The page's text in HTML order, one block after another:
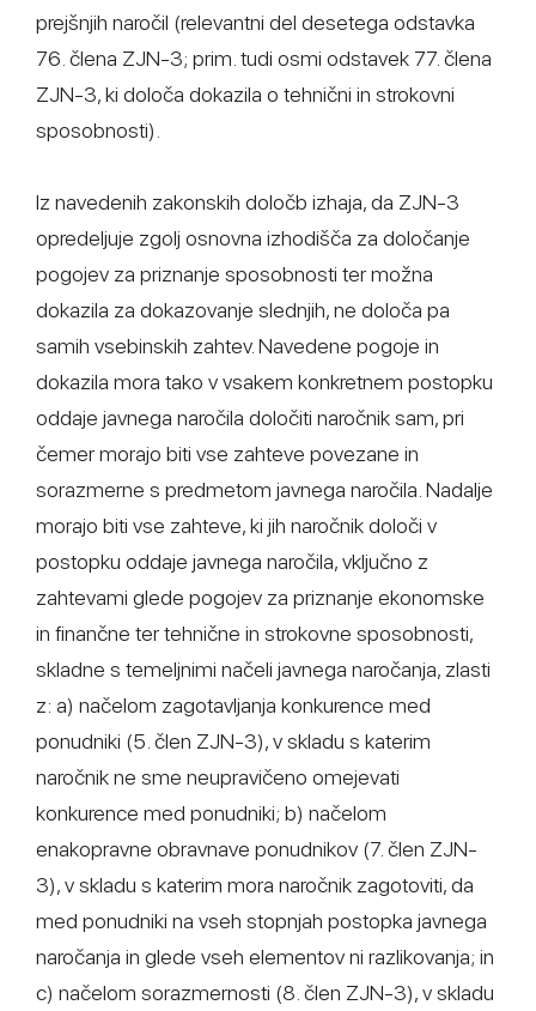
prejšnjih naročil (relevantni del desetega odstavka
76. člena ZJN-3; prim. tudi osmi odstavek 77. člena
ZJN-3, ki določa dokazila o tehnični in strokovni
sposobnosti).
Iz navedenih zakonskih določb izhaja, da ZJN-3
opredeljuje zgolj osnovna izhodišča za določanje
pogojev za priznanje sposobnosti ter možna
dokazila za dokazovanje slednjih, ne določa pa
samih vsebinskih zahtev. Navedene pogoje in
dokazila mora tako v vsakem konkretnem postopku
oddaje javnega naročila določiti naročnik sam, pri
čemer morajo biti vse zahteve povezane in
sorazmerne s predmetom javnega naročila. Nadalje
morajo biti vse zahteve, ki jih naročnik določi v
postopku oddaje javnega naročila, vključno z
zahtevami glede pogojev za priznanje ekonomske
in finančne ter tehnične in strokovne sposobnosti,
skladne s temeljnimi načeli javnega naročanja, zlasti
z: a) načelom zagotavljanja konkurence med
ponudniki (5. člen ZJN-3), v skladu s katerim
naročnik ne sme neupravičeno omejevati
konkurence med ponudniki; b) načelom
enakopravne obravnave ponudnikov (7. člen ZJN-
3), v skladu s katerim mora naročnik zagotoviti, da
med ponudniki na vseh stopnjah postopka javnega
naročanja in glede vseh elementov ni razlikovanja; in
c) načelom sorazmernosti (8. člen ZJN-3), v skladu